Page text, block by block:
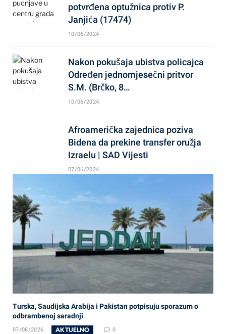
potvrđena optužnica protiv P.
Janjića (17474)
10/06/2024
Nakon pokušaja ubistva policajca
Određen jednomjesečni pritvor
S.M. (Brčko, 8…
10/06/2024
Afroamerička zajednica poziva
Bidena da prekine transfer oružja
Izraelu | SAD Vijesti
07/06/2024
Turska, Saudijska Arabija i Pakistan potpisuju sporazum o
odbrambenoj saradnji
07/08/2026 AKTUELNO 0